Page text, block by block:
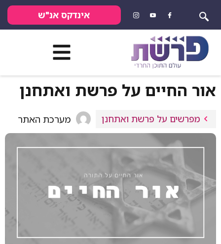
אינדקס אנ"ש
אור החיים על פרשת ואתחנן
מפרשים על פרשת ואתחנן מערכת האתר